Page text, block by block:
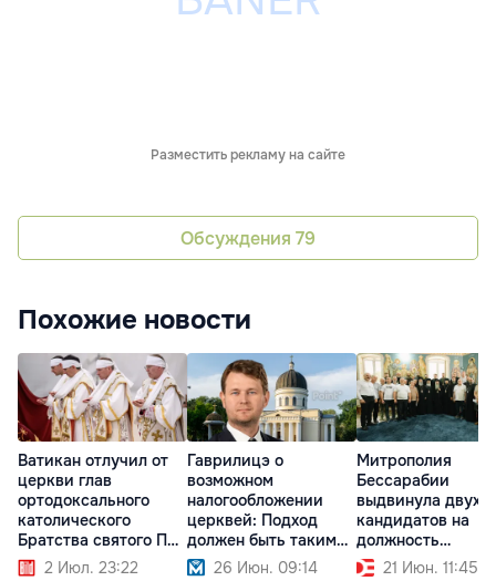
Разместить рекламу на сайте
Обсуждения 79
Похожие новости
Ватикан отлучил от
церкви глав
ортодоксального
католического
Братства святого Пия
X
2 Июл. 23:22
Гаврилицэ о
возможном
налогообложении
церквей: Подход
должен быть таким
же, как к НПО
26 Июн. 09:14
Митрополия
Бессарабии
выдвинула двух
кандидатов на
должность
митрополита
21 Июн. 11:45